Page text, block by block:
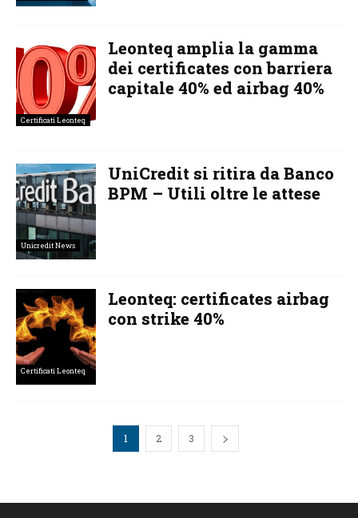
Certificati Leonteq
Leonteq amplia la gamma
dei certificates con barriera
capitale 40% ed airbag 40%
Unicredit News
UniCredit si ritira da Banco
BPM – Utili oltre le attese
Certificati Leonteq
Leonteq: certificates airbag
con strike 40%
1 2 3